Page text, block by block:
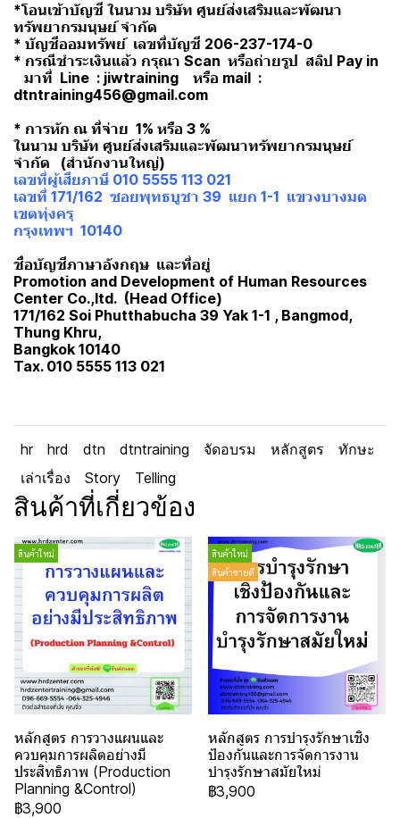
*โอนเข้าบัญชี ในนาม บริษัท ศูนย์ส่งเสริมและพัฒนา
ทรัพยากรมนุษย์ จำกัด
* บัญชีออมทรัพย์ เลขที่บัญชี 206-237-174-0
* กรณีชำระเงินแล้ว กรุณา Scan หรือถ่ายรูป สลิป Pay in
มาที่ Line : jiwtraining หรือ mail :
dtntraining456@gmail.com
* การหัก ณ ที่จ่าย 1% หรือ 3 %
ในนาม บริษัท ศูนย์ส่งเสริมและพัฒนาทรัพยากรมนุษย์
จำกัด (สำนักงานใหญ่)
เลขที่ผู้เสียภาษี 010 5555 113 021
เลขที่ 171/162 ซอยพุทธบูชา 39 แยก 1-1 แขวงบางมด
เขตทุ่งครุ
กรุงเทพฯ 10140
ชื่อบัญชีภาษาอังกฤษ และที่อยู่
Promotion and Development of Human Resources
Center Co.,ltd. (Head Office)
171/162 Soi Phutthabucha 39 Yak 1-1 , Bangmod,
Thung Khru,
Bangkok 10140
Tax. 010 5555 113 021
hr hrd dtn dtntraining จัดอบรม หลักสูตร
ทักษะ
เล่าเรื่อง
Story Telling
สินค้าที่เกี่ยวข้อง
สินค้าใหม่
หลักสูตร การวางแผนและ
ควบคุมการผลิตอย่างมี
ประสิทธิภาพ (Production
Planning &Control)
฿3,900
สินค้าใหม่
สินค้าขายดี
หลักสูตร การบำรุงรักษาเชิง
ป้องกันและการจัดการงาน
บำรุงรักษาสมัยใหม่
฿3,900